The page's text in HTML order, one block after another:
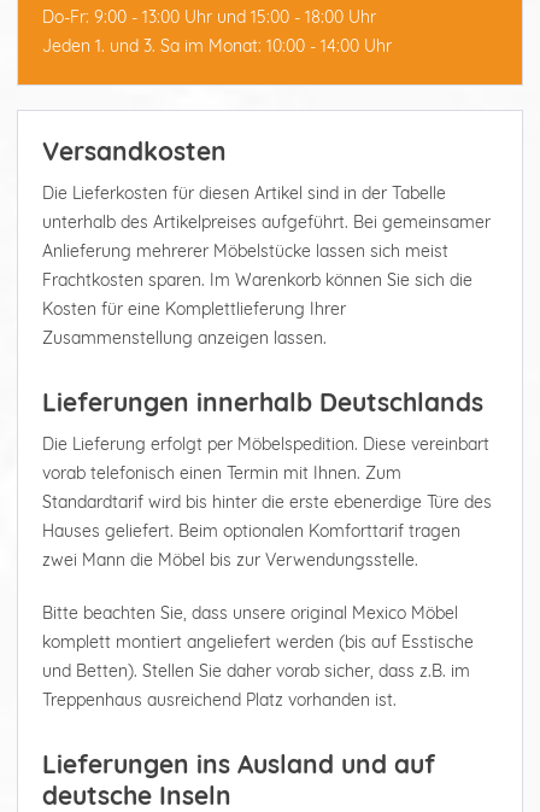
Do-Fr: 9:00 - 13:00 Uhr und 15:00 - 18:00 Uhr
Jeden 1. und 3. Sa im Monat: 10:00 - 14:00 Uhr
Versandkosten
Die Lieferkosten für diesen Artikel sind in der Tabelle
unterhalb des Artikelpreises aufgeführt. Bei gemeinsamer
Anlieferung mehrerer Möbelstücke lassen sich meist
Frachtkosten sparen. Im Warenkorb können Sie sich die
Kosten für eine Komplettlieferung Ihrer
Zusammenstellung anzeigen lassen.
Lieferungen innerhalb Deutschlands
Die Lieferung erfolgt per Möbelspedition. Diese vereinbart
vorab telefonisch einen Termin mit Ihnen. Zum
Standardtarif wird bis hinter die erste ebenerdige Türe des
Hauses geliefert. Beim optionalen Komforttarif tragen
zwei Mann die Möbel bis zur Verwendungsstelle.
Bitte beachten Sie, dass unsere original Mexico Möbel
komplett montiert angeliefert werden (bis auf Esstische
und Betten). Stellen Sie daher vorab sicher, dass z.B. im
Treppenhaus ausreichend Platz vorhanden ist.
Lieferungen ins Ausland und auf
deutsche Inseln